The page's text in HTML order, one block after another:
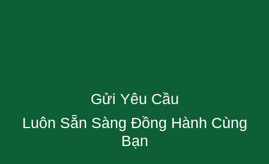
Gửi Yêu Cầu
Luôn Sẵn Sàng Đồng Hành Cùng
Bạn